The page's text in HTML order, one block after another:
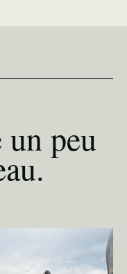
un peu